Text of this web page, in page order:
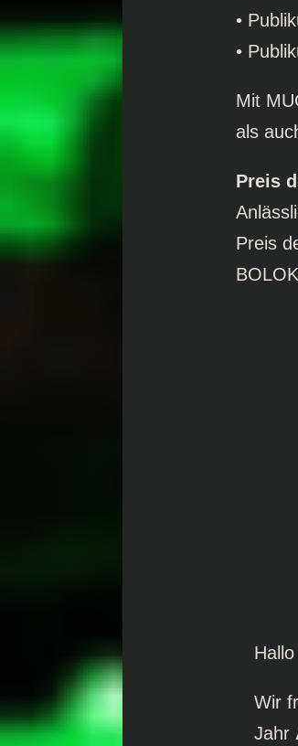
•
•
Mit
als
Preis
Preis
Wir
Jahr